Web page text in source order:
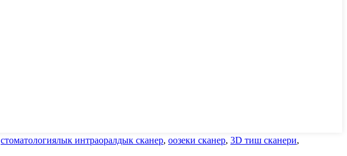
стоматологиялык интраоралдык сканер, оозеки сканер, 3D тиш сканери,